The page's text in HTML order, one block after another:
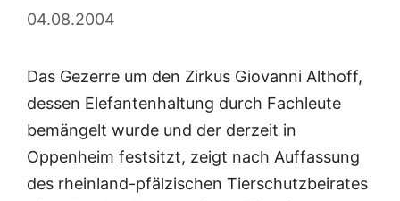
04.08.2004
Das Gezerre um den Zirkus Giovanni Althoff,
dessen Elefantenhaltung durch Fachleute
bemängelt wurde und der derzeit in
Oppenheim festsitzt, zeigt nach Auffassung
des rheinland-pfälzischen Tierschutzbeirates